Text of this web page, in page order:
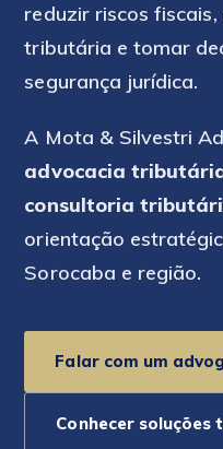
reduzir riscos
tributária e tomar
segurança jurídica.
A Mota & Silvestri
advocacia
consultoria
orientação
Sorocaba e região.
Falar com um
Conhecer